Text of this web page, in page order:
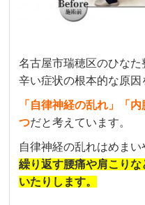
名古屋市瑞穂区のひな
辛い症状の根本的な原因
「自律神経の乱れ」「
つだと考えています。
自律神経の乱れはめま
繰り返す腰痛や肩こり
いたりします。